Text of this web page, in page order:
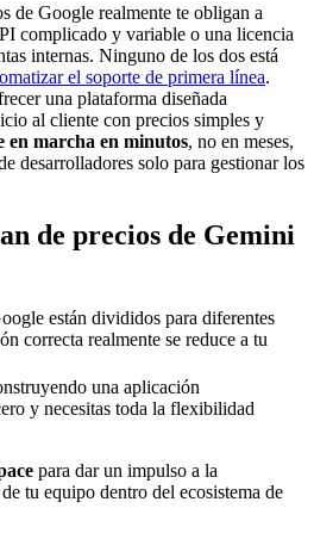
de Google realmente te obligan a
complicado y variable o una licencia
internas. Ninguno de los dos está
el soporte de primera línea.
una plataforma diseñada
al cliente con precios simples y
en marcha en minutos, no en meses,
desarrolladores solo para gestionar los
de precios de Gemini
están divididos para diferentes
correcta realmente se reduce a tu
una aplicación
y necesitas toda la flexibilidad
para dar un impulso a la
tu equipo dentro del ecosistema de